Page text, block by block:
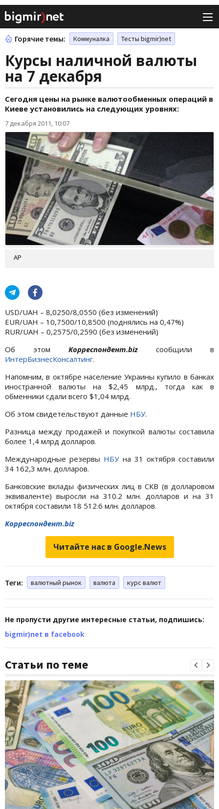
Горячие темы: Коммуналка Тесты bigmir)net
Курсы наличной валюты
на 7 декабря
Сегодня цены на рынке валютообменных операций в
Киеве установились на следующих уровнях:
7 декабря 2011, 10:07
AP
USD/UAH – 8,0250/8,0550 (без изменений)
EUR/UAH – 10,7500/10,8500 (поднялись на 0,47%)
RUR/UAH – 0,2575/0,2590 (без изменений)
Об этом Корреспондент.biz сообщили в
ИнтерБизнесКонсалтинг.
Напомним, в октябре население Украины купило в банках
иностранной валюты на $2,45 млрд., тогда как в
обменники сдали всего $1,04 млрд.
Об этом свидетельствуют данные НБУ.
Разница между продажей и покупкой валюты составила
более 1,4 млрд долларов.
Международные резервы НБУна 31 октября составили
34 162,3 млн. долларов.
Банковские вклады физических лиц в СКВ (в долларовом
эквиваленте) выросли на 310.2 млн. долларов и на 31
октября составили 18 512.6 млн. долларов.
Корреспондент.biz
Читайте нас в Google.News
Теги: валютный рынок валюта курс валют
Не пропусти другие интересные статьи, подпишись:
bigmir)net в facebook
Статьи по теме